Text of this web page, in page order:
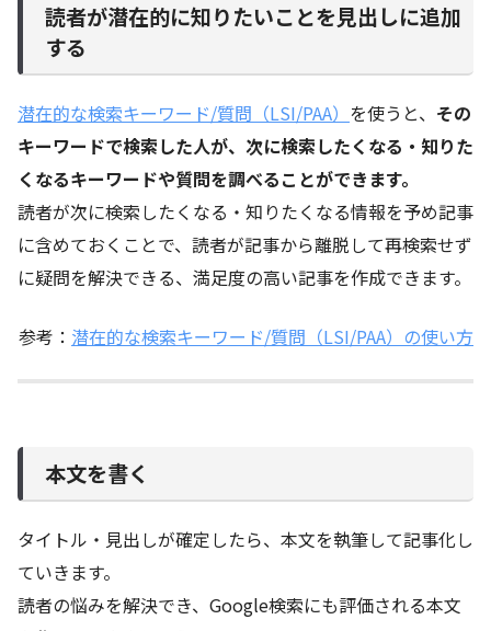
読者が潜在的に知りたいことを見出しに追加
する
潜在的な検索キーワード/質問（LSI/PAA） を使うと、 その
キーワードで検索した人が、次に検索したくなる・知りた
くなるキーワードや質問を調べることができます。
読者が次に検索したくなる・知りたくなる情報を予め記事
に含めておくことで、読者が記事から離脱して再検索せず
に疑問を解決できる、満足度の高い記事を作成できます。
参考： 潜在的な検索キーワード/質問（LSI/PAA）の使い方
本文を書く
タイトル・見出しが確定したら、本文を執筆して記事化し
ていきます。
読者の悩みを解決でき、Google検索にも評価される本文